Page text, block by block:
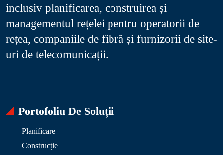
inclusiv planificarea, construirea și
managementul rețelei pentru operatorii de
rețea, companiile de fibră și furnizorii de site-
uri de telecomunicații.
Portofoliu De Soluții
Planificare
Construcție